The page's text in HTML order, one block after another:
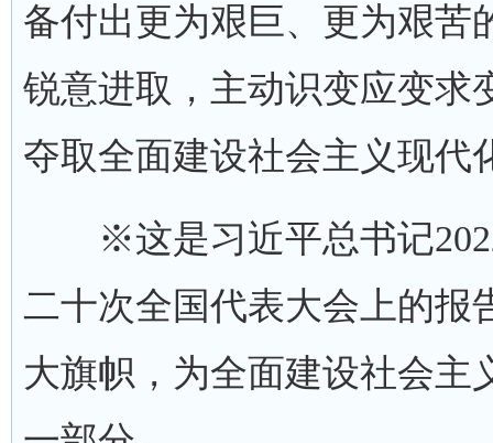
备付出更为艰巨、更为艰苦
锐意进取，主动识变应变求
夺取全面建设社会主义现代
※这是习近平总书记2022
二十次全国代表大会上的报
大旗帜，为全面建设社会主